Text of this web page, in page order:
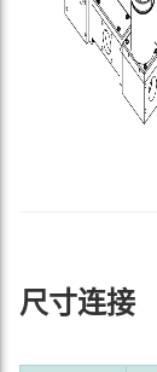
尺寸连接